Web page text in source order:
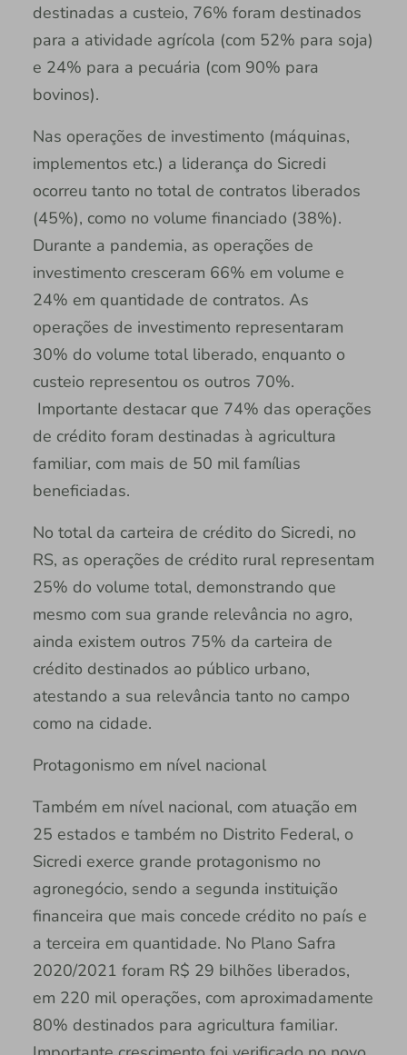
destinadas a custeio, 76% foram destinados
para a atividade agrícola (com 52% para soja)
e 24% para a pecuária (com 90% para
bovinos).
Nas operações de investimento (máquinas,
implementos etc.) a liderança do Sicredi
ocorreu tanto no total de contratos liberados
(45%), como no volume financiado (38%).
Durante a pandemia, as operações de
investimento cresceram 66% em volume e
24% em quantidade de contratos. As
operações de investimento representaram
30% do volume total liberado, enquanto o
custeio representou os outros 70%.
Importante destacar que 74% das operações
de crédito foram destinadas à agricultura
familiar, com mais de 50 mil famílias
beneficiadas.
No total da carteira de crédito do Sicredi, no
RS, as operações de crédito rural representam
25% do volume total, demonstrando que
mesmo com sua grande relevância no agro,
ainda existem outros 75% da carteira de
crédito destinados ao público urbano,
atestando a sua relevância tanto no campo
como na cidade.
Protagonismo em nível nacional
Também em nível nacional, com atuação em
25 estados e também no Distrito Federal, o
Sicredi exerce grande protagonismo no
agronegócio, sendo a segunda instituição
financeira que mais concede crédito no país e
a terceira em quantidade. No Plano Safra
2020/2021 foram R$ 29 bilhões liberados,
em 220 mil operações, com aproximadamente
80% destinados para agricultura familiar.